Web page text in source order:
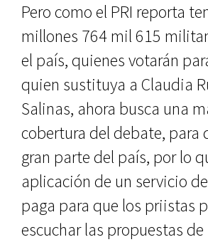
Pero como el PRI reporta
millones 764 mil 615
el país, quienes votarán
quien sustituya a Claudia
Salinas, ahora busca una
cobertura del debate, para
gran parte del país, por lo
aplicación de un servicio
paga para que los priistas
escuchar las propuestas de